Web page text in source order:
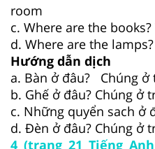
room
c. Where are the
d. Where are the
Hướng dẫn dịch
a. Bàn ở đâu? Chúng ở
b. Ghế ở đâu? Chúng ở
c. Những quyển sach ở
d. Đèn ở đâu? Chúng ở
4 (trang 21 Tiếng